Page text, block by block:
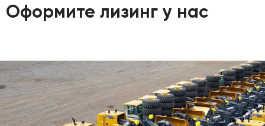
Оформите лизинг у нас